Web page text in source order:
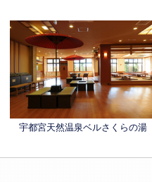
宇都宮天然温泉ベルさくらの湯